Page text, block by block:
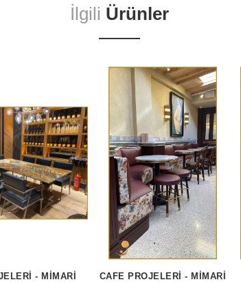
İlgili Ürünler
- MİMARİ
CAFE PROJELERİ - MİMARİ